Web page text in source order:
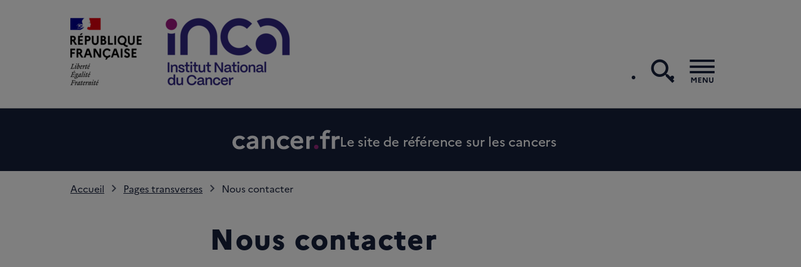
recherche
Menu
Le site de référence sur les cancers
Accueil Pages transverses Nous contacter
Nous contacter